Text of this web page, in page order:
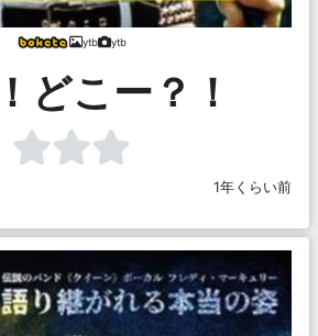
ytb ytb
どこー？！
1年くらい前